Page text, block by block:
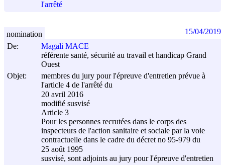
l'arrêté
De:
Magali MACE
référente santé, sécurité au travail et handicap Grand
Ouest
Objet:
membres du jury pour l'épreuve d'entretien prévue à
l'article 4 de l'arrêté du
20 avril 2016
modifié susvisé
Article 3
Pour les personnes recrutées dans le corps des
inspecteurs de l'action sanitaire et sociale par la voie
contractuelle dans le cadre du décret no 95-979 du
25 août 1995
susvisé, sont adjoints au jury pour l'épreuve d'entretien
nomination 15/04/2019